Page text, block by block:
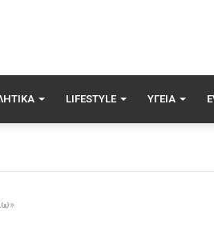
LIFESTYLE ΥΓΕΊΑ